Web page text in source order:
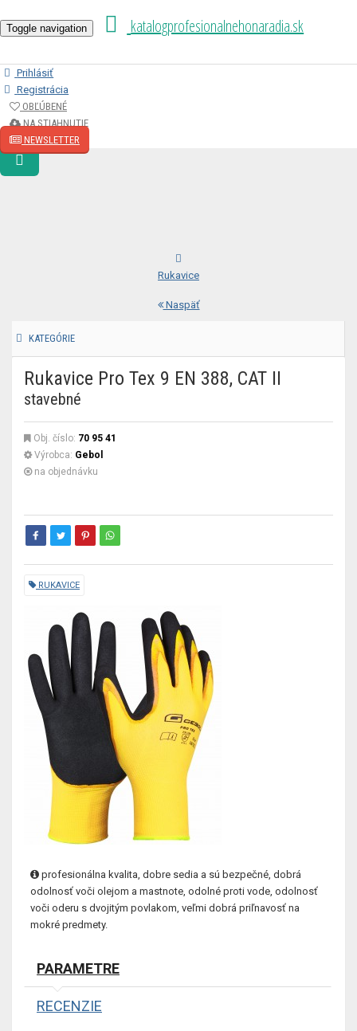
Toggle navigation katalogprofesionalnehonaradia.sk
Prihlásiť
Registrácia
OBĽÚBENÉ
NA STIAHNUTIE
NEWSLETTER
Rukavice
Naspäť
KATEGÓRIE
Rukavice Pro Tex 9 EN 388, CAT II
stavebné
Obj. číslo: 70 95 41
Výrobca: Gebol
na objednávku
RUKAVICE
profesionálna kvalita, dobre sedia a sú bezpečné, dobrá
odolnosť voči olejom a mastnote, odolné proti vode, odolnosť
voči oderu s dvojitým povlakom, veľmi dobrá priľnavosť na
mokré predmety.
PARAMETRE
RECENZIE